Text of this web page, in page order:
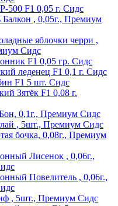
500 F1 0,05 г. Сидс
Балкон , 0,05г., Премиум
яблочки черри ,
Сидс
F1 0,05 гр. Сидс
леденец F1 0,1 г. Сидс
F1 5 шт. Сидс
Зятёк F1 0,08 г.
0,1г., Премиум Сидс
, 5шт., Премиум Сидс
бочка, 0,08г., Премиум
Лисенок , 0,06г.,
Повелитель , 0,06г.,
, 5шт., Премиум Сидс